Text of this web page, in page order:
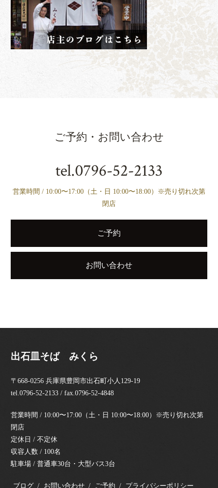
ご予約・お問い合わせ
tel.0796-52-2133
営業時間 / 10:00〜17:00（土・日 10:00〜18:00）※売り切れ次第
閉店
ご予約
お問い合わせ
出石皿そば みくら
〒668-0256 兵庫県豊岡市出石町小人129-19
tel.0796-52-2133 / fax.0796-52-4848
営業時間 / 10:00〜17:00（土・日 10:00〜18:00）※売り切れ次第
閉店
定休日 / 不定休
収容人数 / 100名
駐車場 / 普通車30台・大型バス3台
ブログ お問い合わせ ご予約 プライバシーポリシー